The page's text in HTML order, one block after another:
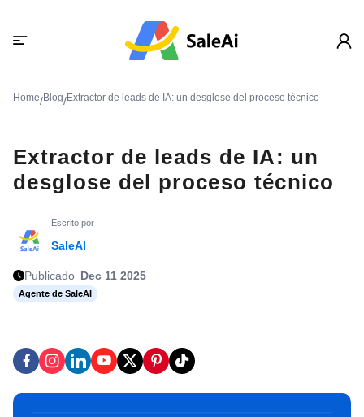
Home/Blog/Extractor de leads de IA: un desglose del proceso técnico
Extractor de leads de IA: un
desglose del proceso técnico
Escrito por
SaleAI
Publicado Dec 11 2025
Agente de SaleAI